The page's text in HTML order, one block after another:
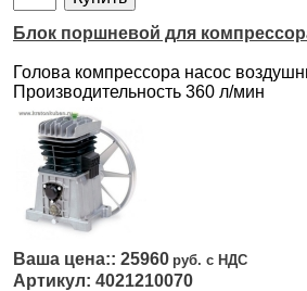
Блок поршневой для
Голова компрессора насос
Производительность 360 л/мин
25960
4021210070